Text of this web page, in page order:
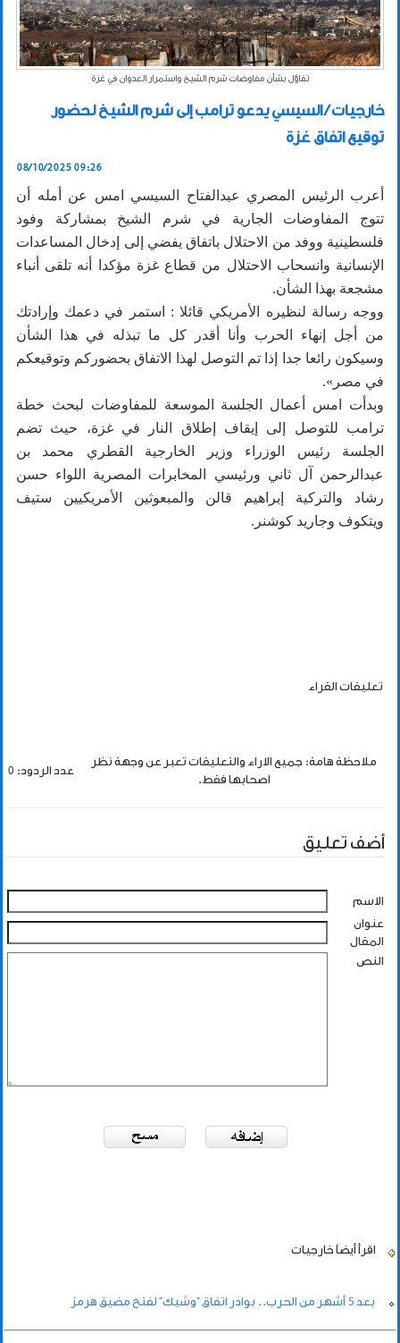
تفاؤل بشأن مفاوضات شرم الشيخ واستمرار العدوان في غزة
خارجيات / السيسي يدعو ترامب إلى شرم الشيخ لحضور
توقيع اتفاق غزة
08/10/2025 09:26
أعرب الرئيس المصري عبدالفتاح السيسي امس عن أمله أن
تتوج المفاوضات الجارية في شرم الشيخ بمشاركة وفود
فلسطينية ووفد من الاحتلال باتفاق يفضي إلى إدخال المساعدات
الإنسانية وانسحاب الاحتلال من قطاع غزة مؤكدا أنه تلقى أنباء
مشجعة بهذا الشأن.
ووجه رسالة لنظيره الأمريكي قائلا : استمر في دعمك وإرادتك
من أجل إنهاء الحرب وأنا أقدر كل ما تبذله في هذا الشأن
وسيكون رائعا جدا إذا تم التوصل لهذا الاتفاق بحضوركم وتوقيعكم
في مصر».
وبدأت امس أعمال الجلسة الموسعة للمفاوضات لبحث خطة
ترامب للتوصل إلى إيقاف إطلاق النار في غزة، حيث تضم
الجلسة رئيس الوزراء وزير الخارجية القطري محمد بن
عبدالرحمن آل ثاني ورئيسي المخابرات المصرية اللواء حسن
رشاد والتركية إبراهيم قالن والمبعوثين الأمريكيين ستيف
ويتكوف وجاريد كوشنر.
تعليقات القراء
ملاحظة هامة: جميع الاراء والتعليقات تعبر عن وجهة نظر
اصحابها فقط.
عدد الردود: 0
أضف تعليق
الاسم
عنوان
المقال
النص
اقرأ أيضاً خارجيات
بعد 5 أشهر من الحرب.. بوادر اتفاق "وشيك" لفتح مضيق هرمز